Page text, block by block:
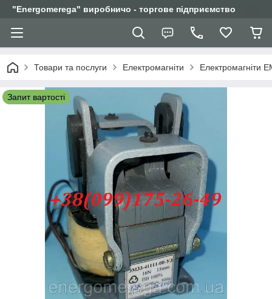
"Еnergomerega" виробничо - торгове підприємство
Товари та послуги Електромагніти Електромагніти
Запит вартості